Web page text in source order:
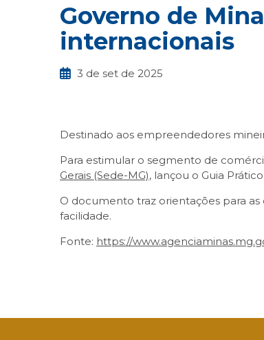
Governo de
internacionais
3 de set de 2025
Destinado aos empreendedores
Para estimular o segmento de
Gerais (Sede-MG), lançou o Guia
O documento traz orientações para
facilidade.
Fonte: https://